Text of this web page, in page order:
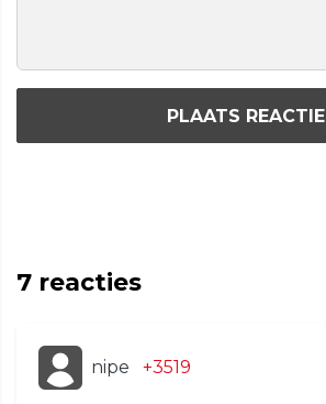
PLAATS REACTIE
7 reacties
nipe +3519